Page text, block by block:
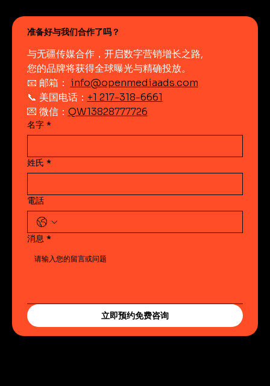
准备好与我们合作了吗？
与无疆传媒合作，开启数字营销增长之路,
您的品牌将获得全球曝光与精确投放。
📧 邮箱： info@openmediaads.com
📞 美国电话： +1 217-318-6661
💌 微信： QW13828777726
名字 *
姓氏 *
電話
消息 *
立即预约免费咨询